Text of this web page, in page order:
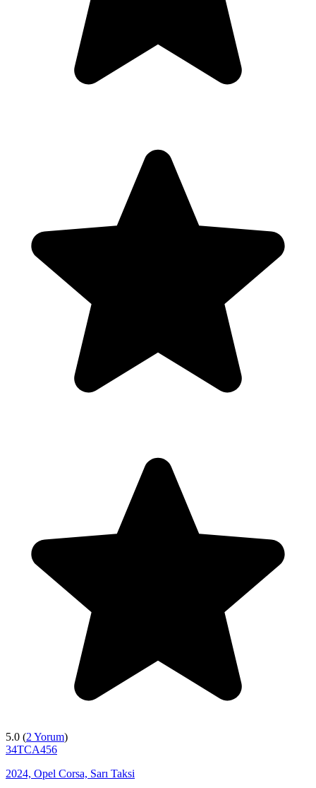
5.0 (2 Yorum)
34TCA456
2024, Opel Corsa, Sarı Taksi